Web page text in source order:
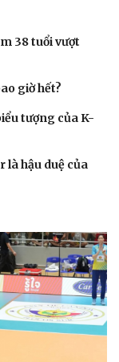
38 tuổi vượt
giờ hết?
tượng của K-
hậu duệ của